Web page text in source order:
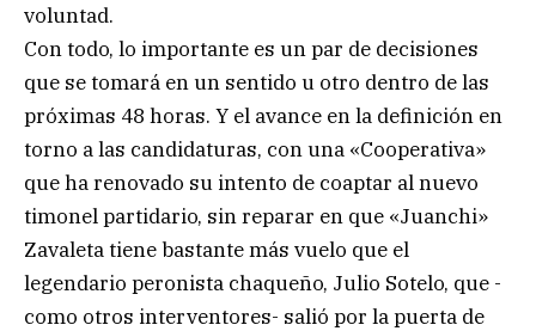
voluntad.
Con todo, lo importante es un par de decisiones
que se tomará en un sentido u otro dentro de las
próximas 48 horas. Y el avance en la definición en
torno a las candidaturas, con una «Cooperativa»
que ha renovado su intento de coaptar al nuevo
timonel partidario, sin reparar en que «Juanchi»
Zavaleta tiene bastante más vuelo que el
legendario peronista chaqueño, Julio Sotelo, que -
como otros interventores- salió por la puerta de